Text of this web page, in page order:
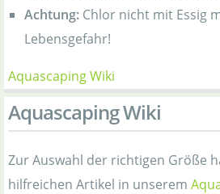
Achtung: Chlor nicht mit Essig
Lebensgefahr!
Aquascaping Wiki
Aquascaping Wiki
Zur Auswahl der richtigen Größe
hilfreichen Artikel in unserem